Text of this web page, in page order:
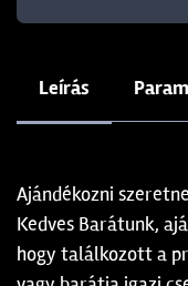
Leírás
Ajándékozni
Kedves Barátunk,
hogy találkozott a